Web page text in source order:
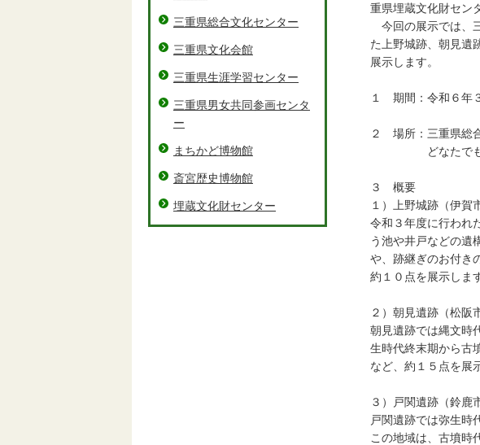
重県埋蔵文化財セン
今回の展示では、
た上野城跡、朝見遺
展示します。
１ 期間：令和６年
２ 場所：三重県総
どなたでも無料
３ 概要
１）上野城跡（伊賀
令和３年度に行われ
う池や井戸などの遺
や、跡継ぎのお付き
約１０点を展示します
２）朝見遺跡（松阪
朝見遺跡では縄文時
生時代終末期から古
など、約１５点を展
３）戸関遺跡（鈴鹿
戸関遺跡では弥生時
この地域は、古墳時
三重県総合文化センター
三重県文化会館
三重県生涯学習センター
三重県男女共同参画センタ
ー
まちかど博物館
斎宮歴史博物館
埋蔵文化財センター